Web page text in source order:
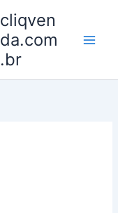
cliqven
da.com
.br